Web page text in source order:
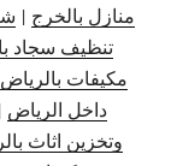
منازل بالخرج |
تنظيف سجاد
مكيفات بالرياض
داخل الرياض |
وتخزين اثاث